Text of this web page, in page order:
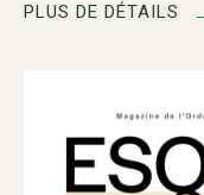
PLUS DE DÉTAILS